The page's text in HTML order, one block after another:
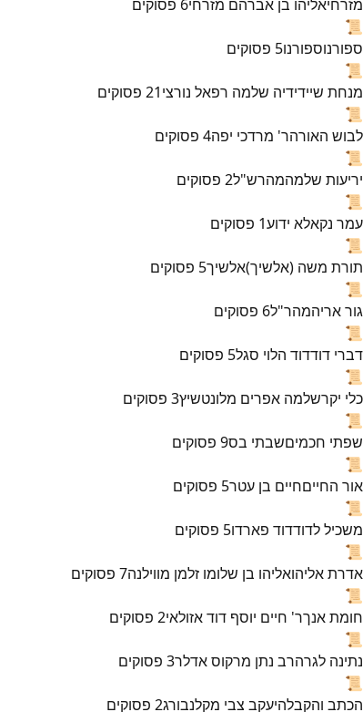
מזרחיאליהו בן אברהם מזרחי6 פסוקים
📜
ספורנוספורנו5 פסוקים
📜
מנחת שיידידיה שלמה רפאל נורצי21 פסוקים
📜
לבוש האורהר' מרדכי יפה4 פסוקים
📜
יריעות שלמהמהרש"ל2 פסוקים
📜
עמר נקאלא ידוע1 פסוקים
📜
תורת משה (אלשיך)אלשיך5 פסוקים
📜
גור אריהמהר"ל6 פסוקים
📜
דברי דודדוד הלוי סגל5 פסוקים
📜
כלי יקרשלמה אפרים מלונטשיץ3 פסוקים
📜
שפתי חכמיםשבתי בס9 פסוקים
📜
אור החייםחיים בן עטר5 פסוקים
📜
משכיל לדודדוד פארדו5 פסוקים
📜
אדרת אליהואליהו בן שלומו זלמן מווילנה7 פסוקים
📜
חומת אנךר' חיים יוסף דוד אזולאי2 פסוקים
📜
נתינה לגרהרב נתן מרקוס אדלר3 פסוקים
📜
הכתב והקבלהיעקב צבי מקלנבורג2 פסוקים